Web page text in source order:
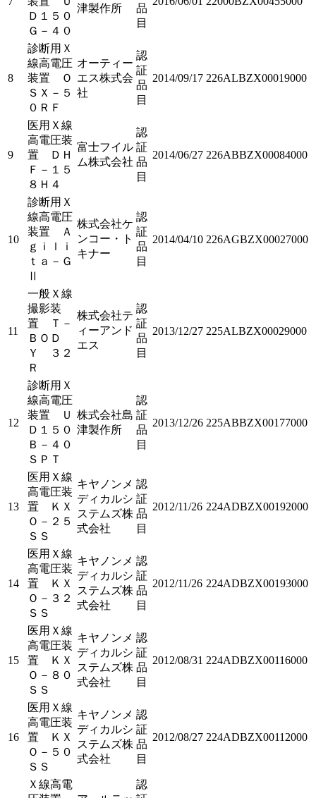
Ｄ１５０
Ｇ－４０
津製作所
品
目
8
診断用Ｘ
線高電圧
装置 Ｏ
ＳＸ－５
０ＲＦ
オーティー
エス株式会
社
認
証
品
目
2014/09/17 226ALBZX00019000
9
医用Ｘ線
高電圧装
置 ＤＨ
Ｆ－１５
８Ｈ４
富士フイル
ム株式会社
認
証
品
目
2014/06/27 226ABBZX00084000
10
診断用Ｘ
線高電圧
装置 Ａ
ｇｉｌｉ
ｔａ－Ｇ
Ⅱ
株式会社ケ
ンコー・ト
キナー
認
証
品
目
2014/04/10 226AGBZX00027000
11
一般Ｘ線
撮影装
置 Ｔ－
ＢＯＤ
Ｙ ３２
Ｒ
株式会社テ
ィーアンド
エス
認
証
品
目
2013/12/27 225ALBZX00029000
12
診断用Ｘ
線高電圧
装置 Ｕ
Ｄ１５０
Ｂ－４０
ＳＰＴ
株式会社島
津製作所
認
証
品
目
2013/12/26 225ABBZX00177000
13
医用Ｘ線
高電圧装
置 ＫＸ
Ｏ－２５
ＳＳ
キヤノンメ
ディカルシ
ステムズ株
式会社
認
証
品
目
2012/11/26 224ADBZX00192000
14
医用Ｘ線
高電圧装
置 ＫＸ
Ｏ－３２
ＳＳ
キヤノンメ
ディカルシ
ステムズ株
式会社
認
証
品
目
2012/11/26 224ADBZX00193000
15
医用Ｘ線
高電圧装
置 ＫＸ
Ｏ－８０
ＳＳ
キヤノンメ
ディカルシ
ステムズ株
式会社
認
証
品
目
2012/08/31 224ADBZX00116000
16
医用Ｘ線
高電圧装
置 ＫＸ
Ｏ－５０
ＳＳ
キヤノンメ
ディカルシ
ステムズ株
式会社
認
証
品
目
2012/08/27 224ADBZX00112000
Ｘ線高電
認